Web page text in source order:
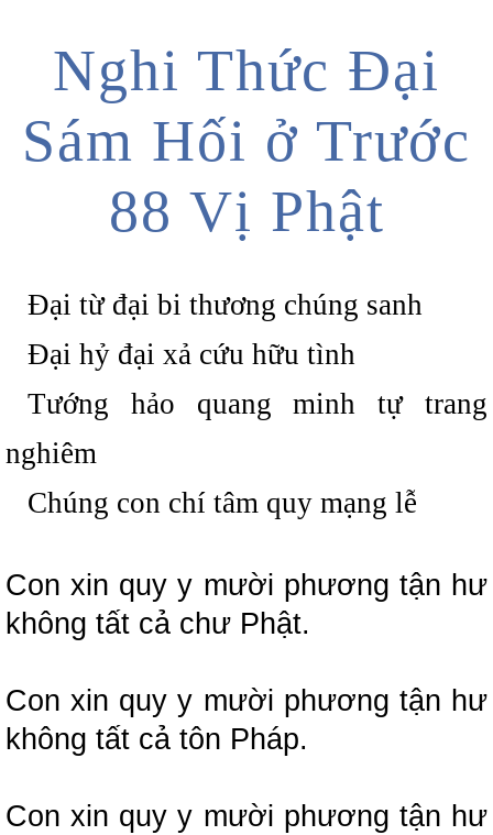
Nghi Thức Đại
Sám Hối ở Trước
88 Vị Phật
Đại từ đại bi thương chúng sanh
Đại hỷ đại xả cứu hữu tình
Tướng hảo quang minh tự trang
nghiêm
Chúng con chí tâm quy mạng lễ
Con xin quy y mười phương tận hư
không tất cả chư Phật.
Con xin quy y mười phương tận hư
không tất cả tôn Pháp.
Con xin quy y mười phương tận hư